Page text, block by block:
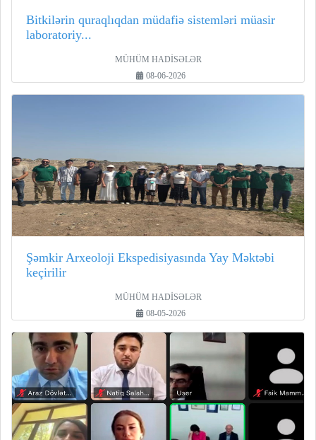
Bitkilərin quraqlıqdan müdafiə sistemləri müasir
laboratoriy...
MÜHÜM HADİSƏLƏR
08-06-2026
Şəmkir Arxeoloji Ekspedisiyasında Yay Məktəbi
keçirilir
MÜHÜM HADİSƏLƏR
08-05-2026